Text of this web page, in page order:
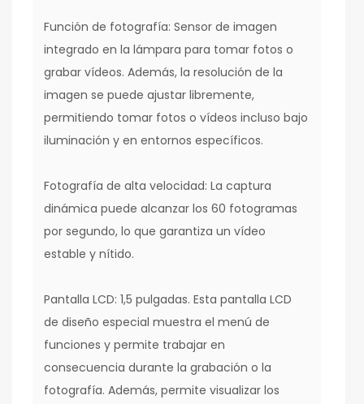
Función de fotografía: Sensor de imagen
integrado en la lámpara para tomar fotos o
grabar vídeos. Además, la resolución de la
imagen se puede ajustar libremente,
permitiendo tomar fotos o vídeos incluso bajo
iluminación y en entornos específicos.
Fotografía de alta velocidad: La captura
dinámica puede alcanzar los 60 fotogramas
por segundo, lo que garantiza un vídeo
estable y nítido.
Pantalla LCD: 1,5 pulgadas. Esta pantalla LCD
de diseño especial muestra el menú de
funciones y permite trabajar en
consecuencia durante la grabación o la
fotografía. Además, permite visualizar los